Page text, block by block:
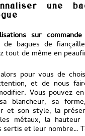
une
sur commande
de bagues de
tout de même en
pour vous de
et de nous
Vous pouvez
blancheur, sa
et son style, la
métaux, la
sertis et leur nombre…